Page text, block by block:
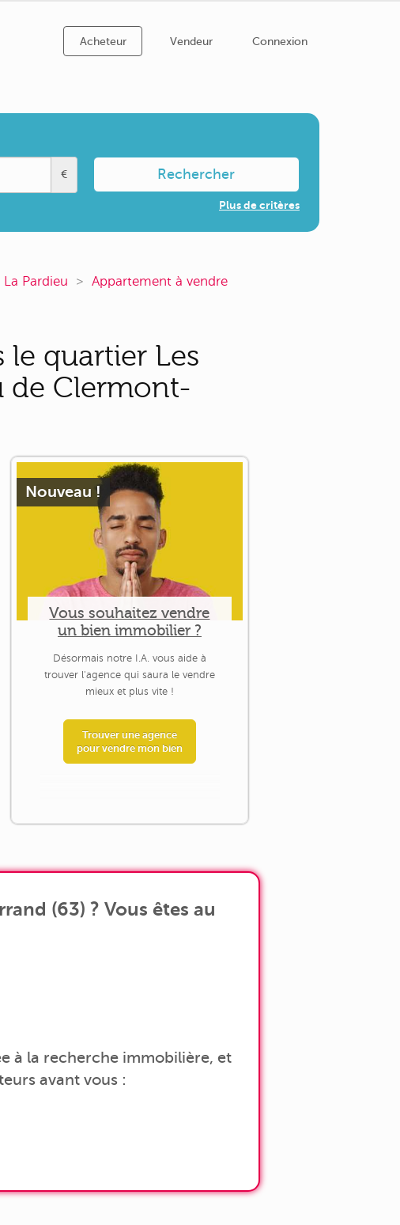
Acheteur Vendeur Connexion
€ Rechercher
Plus de critères
Pardieu
Appartement à vendre
quartier Les
de Clermont-
Nouveau !
Vous souhaitez vendre
un bien immobilier ?
Désormais notre I.A. vous aide à
trouver l'agence qui saura le vendre
mieux et plus vite !
Trouver une agence
pour vendre mon bien
(63) ? Vous êtes au
à la recherche immobilière, et
avant vous :